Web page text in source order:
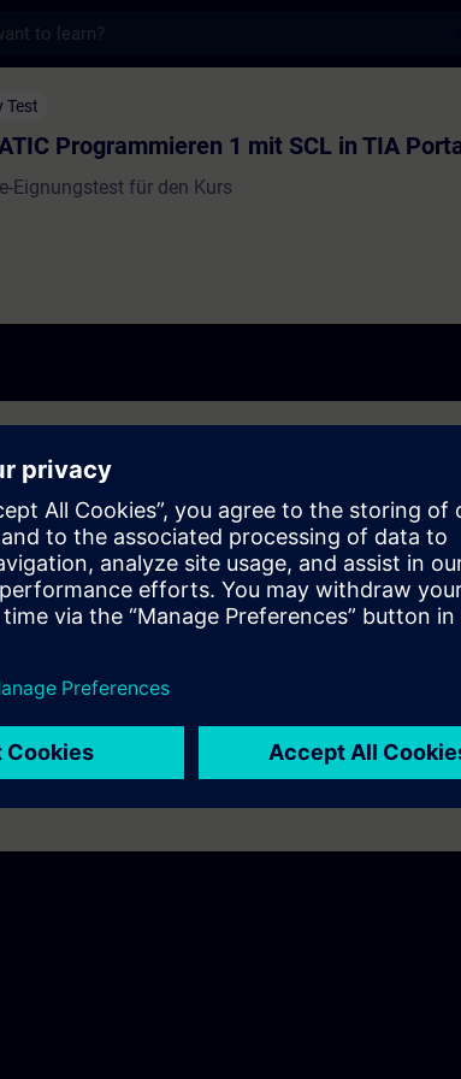
1 mit SCL in TIA Portal -
Test
Programmieren 1 mit SCL in TIA
Eignungstest für den Kurs
Sie über die erforderlichen Grundkenntnisse verfügen.
beantworten, sind Sie bereit für den Kurs.
wir Ihnen, den Kurs
zu vertiefen.